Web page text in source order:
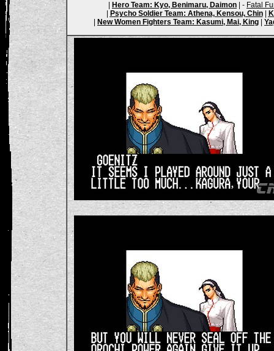
Hero Team: Kyo, Benimaru, Daimon | - Fatal
Psycho Soldier Team: Athena, Kensou, Chin|
New Women Fighters Team: Kasumi, Mai, King